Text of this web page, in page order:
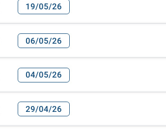
19/05/26
06/05/26
04/05/26
29/04/26